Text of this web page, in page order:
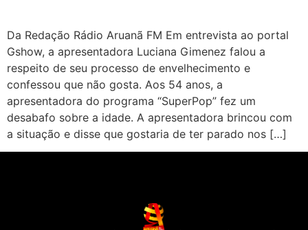
Da Redação Rádio Aruanã FM Em entrevista ao portal
Gshow, a apresentadora Luciana Gimenez falou a
respeito de seu processo de envelhecimento e
confessou que não gosta. Aos 54 anos, a
apresentadora do programa “SuperPop” fez um
desabafo sobre a idade. A apresentadora brincou com
a situação e disse que gostaria de ter parado nos […]